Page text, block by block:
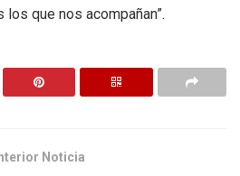
que nos acompañan”.
Noticia